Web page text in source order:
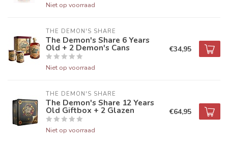
Niet op voorraad
THE DEMON'S SHARE
The Demon's Share 6 Years
Old + 2 Demon's Cans
Niet op voorraad
€34,95
THE DEMON'S SHARE
The Demon's Share 12 Years
Old Giftbox + 2 Glazen
Niet op voorraad
€64,95